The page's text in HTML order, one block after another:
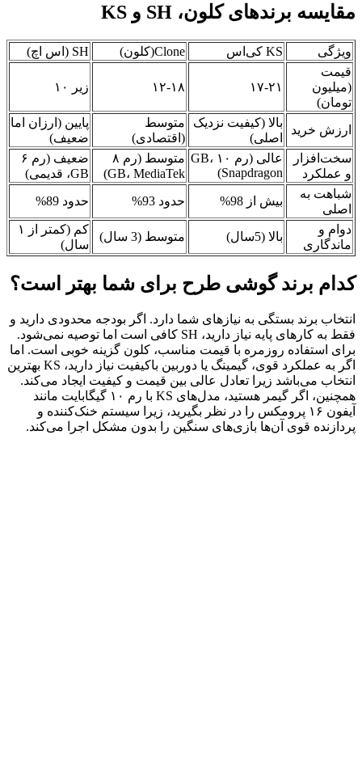
مقایسه برندهای کلون، SH و KS
ویژگی KS کی‌اس Clone(کلون)
SH (اس اچ)
قیمت
(میلیون
تومان)
۱۷-۲۱ ۱۲-۱۸ زیر ۱۰
ارزش خرید
بالا (کیفیت نزدیک
اصلی)
متوسط
(اقتصادی)
پایین (ارزان اما
ضعیف)
سخت‌افزار
و عملکرد
عالی (رم ۱۰ GB،
Snapdragon)
متوسط (رم ۸
GB، MediaTek)
ضعیف (رم ۶
GB، قدیمی)
شباهت به
اصلی
بیش از 98% حدود 93% حدود 89%
دوام و
ماندگاری
بالا (5سال) متوسط (3 سال)
کم (کمتر از ۱
سال)
کدام برند گوشی طرح برای شما بهتر است؟
انتخاب برند بستگی به نیازهای شما دارد. اگر بودجه محدودی دارید و
فقط به کارهای پایه نیاز دارید، SH کافی است اما توصیه نمی‌شود.
برای استفاده روزمره با قیمت مناسب، کلون گزینه خوبی است. اما
اگر به عملکرد قوی، گیمینگ یا دوربین باکیفیت نیاز دارید، KS بهترین
انتخاب می‌باشد زیرا تعادل عالی بین قیمت و کیفیت ایجاد می‌کند.
همچنین، اگر گیمر هستید، مدل‌های KS با رم ۱۰ گیگابایت مانند
آیفون ۱۶ پرومکس را در نظر بگیرید، زیرا سیستم خنک‌کننده و
پردازنده قوی آن‌ها بازی‌های سنگین را بدون مشکل اجرا می‌کند.